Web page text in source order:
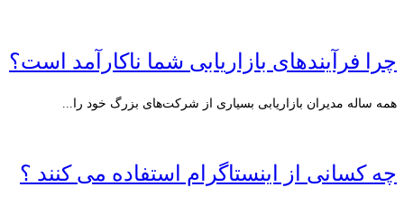
چرا فرآیندهای بازاریابی شما ناکارآمد است؟
همه ساله مدیران بازاریابی بسیاری از شرکت‌های بزرگ خود را...
چه کسانی از اینستاگرام استفاده می کنند ؟